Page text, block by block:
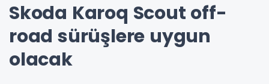
Skoda Karoq Scout off-
road sürüşlere uygun
olacak